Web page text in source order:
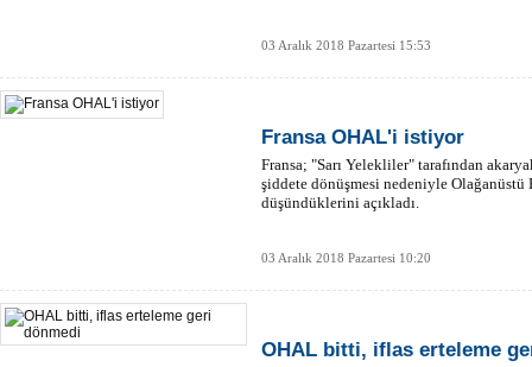
03 Aralık 2018 Pazartesi 15:53
Fransa OHAL'i istiyor
Fransa; "Sarı Yelekliler" tarafından
şiddete dönüşmesi nedeniyle
düşündüklerini açıkladı.
03 Aralık 2018 Pazartesi 10:20
OHAL bitti, iflas erteleme
4